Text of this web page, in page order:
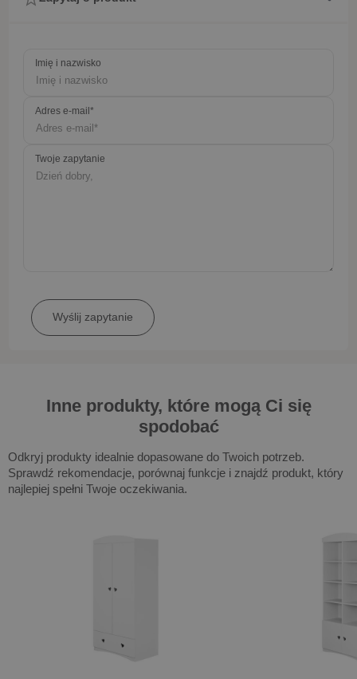
Imię i nazwisko
Adres e-mail*
Twoje zapytanie
Inne produkty, które mogą Ci się
spodobać
Odkryj produkty idealnie dopasowane do Twoich potrzeb.
Sprawdź rekomendacje, porównaj funkcje i znajdź produkt, który
najlepiej spełni Twoje oczekiwania.